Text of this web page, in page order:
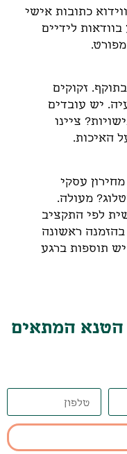
כתובות אישי
לידיים
זקוקים
יש עובדים
ציינו
האיכות.
עסקי
מעולה.
לפי התקציב
ראשונה
תוספות ברגע
הטנא המתאים